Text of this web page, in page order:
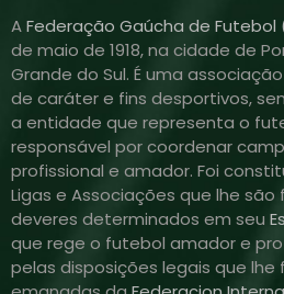
AFederação Gaúcha de Futebol
de maio de 1918, na cidade de
Grande do Sul. É uma
de caráter e fins desportivos,
a entidade que representa o
responsável por coordenar
profissional e amador. Foi
Ligas e Associações que lhe
deveres determinados em seu
que rege o futebol amador e
pelas disposições legais que lhe